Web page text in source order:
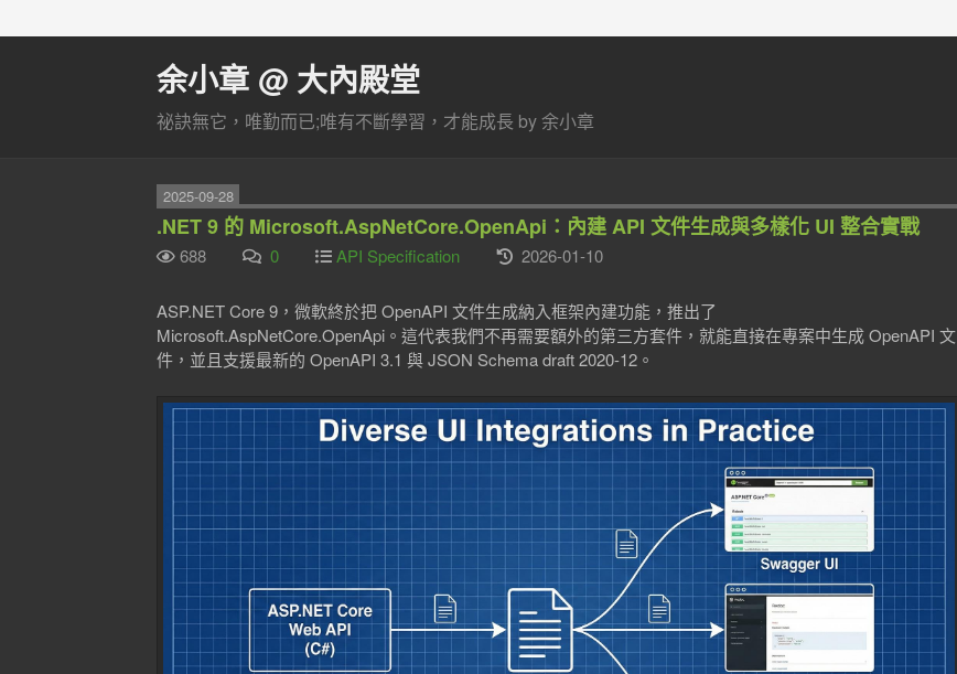
余小章 @ 大內殿堂
祕訣無它，唯勤而已;唯有不斷學習，才能成長 by 余小章
2025-09-28
.NET 9 的 Microsoft.AspNetCore.OpenApi：內建 API 文件生成與多樣化 UI 整合實戰
688 0 API Specification 2026-01-10
ASP.NET Core 9，微軟終於把 OpenAPI 文件生成納入框架內建功能，推出了
Microsoft.AspNetCore.OpenApi。這代表我們不再需要額外的第三方套件，就能直接在專案中生成 OpenAPI 文
件，並且支援最新的 OpenAPI 3.1 與 JSON Schema draft 2020-12。